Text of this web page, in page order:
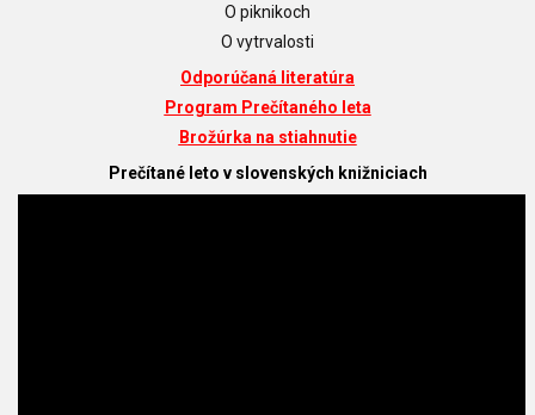
O piknikoch
O vytrvalosti
Odporúčaná literatúra
Program Prečítaného leta
Brožúrka na stiahnutie
Prečítané leto v slovenských knižniciach